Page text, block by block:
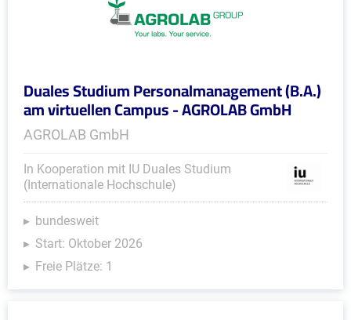
Duales Studium Personalmanagement (B.A.)
am virtuellen Campus - AGROLAB GmbH
AGROLAB GmbH
In Kooperation mit IU Duales Studium
(Internationale Hochschule)
bundesweit
Start: Oktober 2026
Freie Plätze: 1